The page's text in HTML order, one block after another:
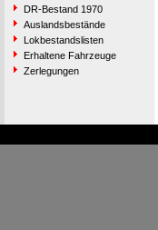
DR-Bestand 1970
Auslandsbestände
Lokbestandslisten
Erhaltene Fahrzeuge
Zerlegungen